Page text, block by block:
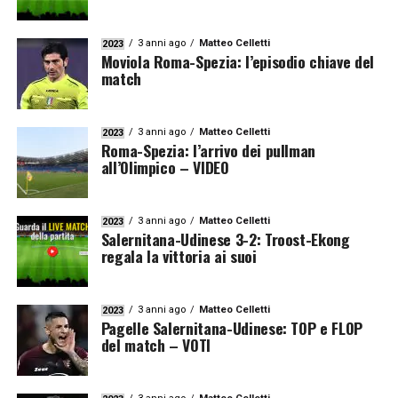
2023 3 anni ago Matteo Celletti
Moviola Roma-Spezia: l’episodio chiave del
match
2023 3 anni ago Matteo Celletti
Roma-Spezia: l’arrivo dei pullman
all’Olimpico – VIDEO
2023 3 anni ago Matteo Celletti
Salernitana-Udinese 3-2: Troost-Ekong
regala la vittoria ai suoi
2023 3 anni ago Matteo Celletti
Pagelle Salernitana-Udinese: TOP e FLOP
del match – VOTI